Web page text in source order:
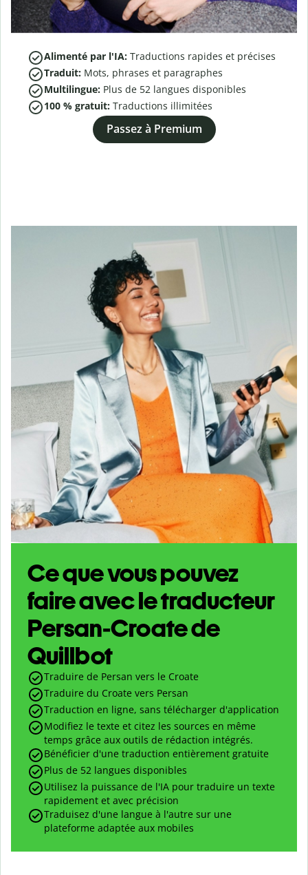
Alimenté par l'IA: Traductions rapides et précises
Traduit: Mots, phrases et paragraphes
Multilingue: Plus de 52 langues disponibles
100 % gratuit: Traductions illimitées
Passez à Premium
Ce que vous pouvez
faire avec le traducteur
Persan-Croate de
Quillbot
Traduire de Persan vers le Croate
Traduire du Croate vers Persan
Traduction en ligne, sans télécharger d'application
Modifiez le texte et citez les sources en même
temps grâce aux outils de rédaction intégrés.
Bénéficier d'une traduction entièrement gratuite
Plus de 52 langues disponibles
Utilisez la puissance de l'IA pour traduire un texte
rapidement et avec précision
Traduisez d'une langue à l'autre sur une
plateforme adaptée aux mobiles